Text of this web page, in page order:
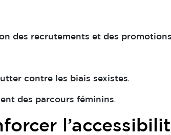
des recrutements et des promotions
contre les biais sexistes.
des parcours féminins.